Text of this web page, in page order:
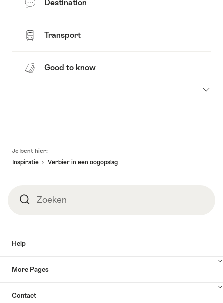
Destination
Transport
Good to know
Je bent hier:
Inspiratie
Verbier in een oogopslag
ZoekenZoeken
Help
More Pages
Contact